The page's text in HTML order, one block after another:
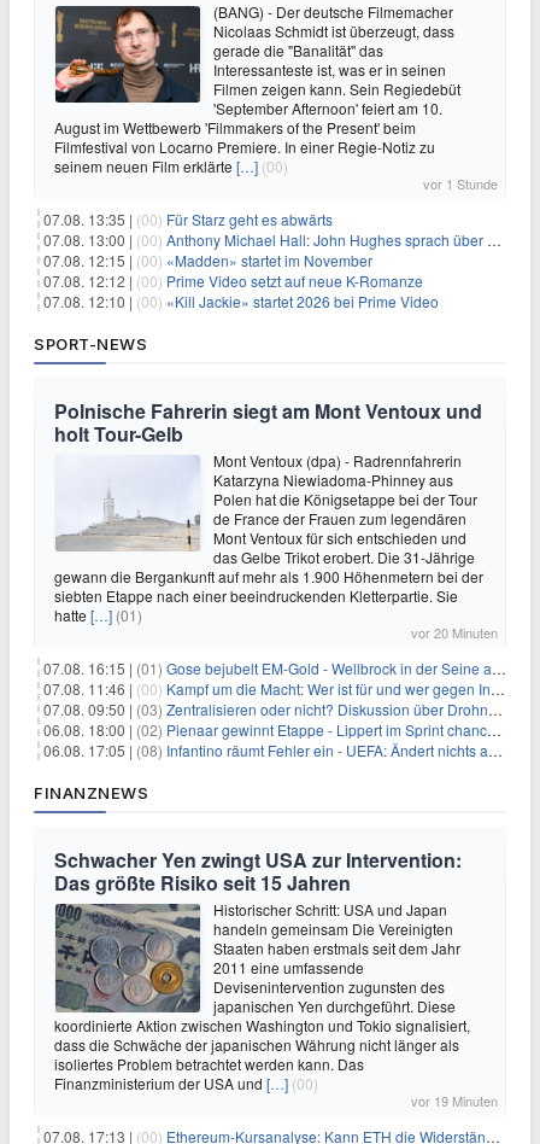
(BANG) - Der deutsche Filmemacher
Nicolaas Schmidt ist überzeugt, dass
gerade die "Banalität" das
Interessanteste ist, was er in seinen
Filmen zeigen kann. Sein Regiedebüt
'September Afternoon' feiert am 10.
August im Wettbewerb 'Filmmakers of the Present' beim
Filmfestival von Locarno Premiere. In einer Regie-Notiz zu
seinem neuen Film erklärte […] (00)
vor 1 Stunde
07.08. 13:35 | (00) Für Starz geht es abwärts
07.08. 13:00 | (00) Anthony Michael Hall: John Hughes sprach über eine Fortsetzung von 'The Breakfast Club'
07.08. 12:15 | (00) «Madden» startet im November
07.08. 12:12 | (00) Prime Video setzt auf neue K-Romanze
07.08. 12:10 | (00) «Kill Jackie» startet 2026 bei Prime Video
SPORT-NEWS
Polnische Fahrerin siegt am Mont Ventoux und
holt Tour-Gelb
Mont Ventoux (dpa) - Radrennfahrerin
Katarzyna Niewiadoma-Phinney aus
Polen hat die Königsetappe bei der Tour
de France der Frauen zum legendären
Mont Ventoux für sich entschieden und
das Gelbe Trikot erobert. Die 31-Jährige
gewann die Bergankunft auf mehr als 1.900 Höhenmetern bei der
siebten Etappe nach einer beeindruckenden Kletterpartie. Sie
hatte […] (01)
vor 20 Minuten
07.08. 16:15 | (01) Gose bejubelt EM-Gold - Wellbrock in der Seine ausgebremst
07.08. 11:46 | (00) Kampf um die Macht: Wer ist für und wer gegen Infantino?
07.08. 09:50 | (03) Zentralisieren oder nicht? Diskussion über Drohnenabwehr
06.08. 18:00 | (02) Pienaar gewinnt Etappe - Lippert im Sprint chancenlos
06.08. 17:05 | (08) Infantino räumt Fehler ein - UEFA: Ändert nichts an Boykott
FINANZNEWS
Schwacher Yen zwingt USA zur Intervention:
Das größte Risiko seit 15 Jahren
Historischer Schritt: USA und Japan
handeln gemeinsam Die Vereinigten
Staaten haben erstmals seit dem Jahr
2011 eine umfassende
Devisenintervention zugunsten des
japanischen Yen durchgeführt. Diese
koordinierte Aktion zwischen Washington und Tokio signalisiert,
dass die Schwäche der japanischen Währung nicht länger als
isoliertes Problem betrachtet werden kann. Das
Finanzministerium der USA und […] (00)
vor 19 Minuten
07.08. 17:13 | (00) Ethereum-Kursanalyse: Kann ETH die Widerstände der gleitenden Durchschnitte überwinden?